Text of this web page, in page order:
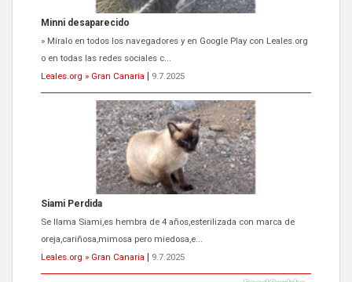
Minni desaparecido
» Míralo en todos los navegadores y en Google Play con Leales.org
o en todas las redes sociales c...
Leales.org » Gran Canaria
9.7.2025
Siami Perdida
Se llama Siami,es hembra de 4 años,esterilizada con marca de
oreja,cariñosa,mimosa pero miedosa,e...
Leales.org » Gran Canaria
9.7.2025